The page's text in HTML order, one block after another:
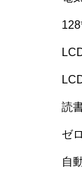
読
ゼ
自